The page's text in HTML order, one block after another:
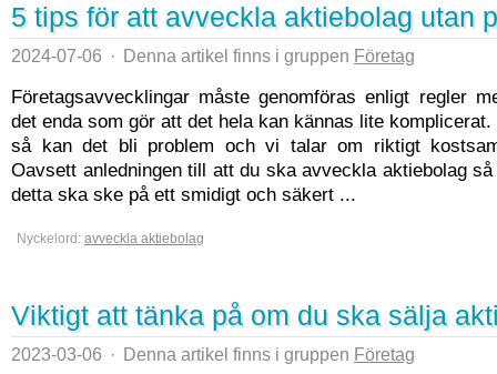
5 tips för att avveckla aktiebolag utan
2024-07-06 · Denna artikel finns i gruppen Företag
Företagsavvecklingar måste genomföras enligt regler
det enda som gör att det hela kan kännas lite
så kan det bli problem och vi talar om riktigt
Oavsett anledningen till att du ska avveckla aktiebolag
detta ska ske på ett smidigt och säkert ...
Nyckelord: avveckla aktiebolag
Viktigt att tänka på om du ska sälja
2023-03-06 · Denna artikel finns i gruppen Företag